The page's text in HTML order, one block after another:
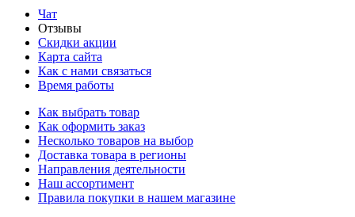
Чат
Отзывы
Скидки акции
Карта сайта
Как с нами связаться
Время работы
Как выбрать товар
Как оформить заказ
Несколько товаров на выбор
Доставка товара в регионы
Направления деятельности
Наш ассортимент
Правила покупки в нашем магазине